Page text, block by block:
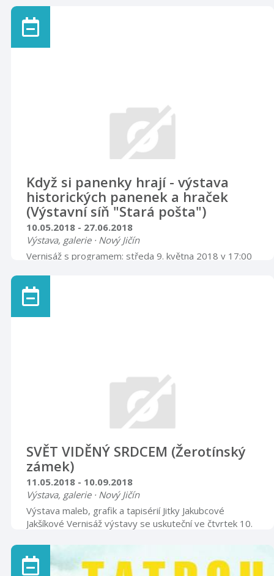
hodinách určených veřejnosti (21. 5. až 1. 6. knihovna
pro veřejnost uzavřena).
Když si panenky hrají - výstava
historických panenek a hraček
(Výstavní síň "Stará pošta")
10.05.2018 - 27.06.2018
Výstava, galerie · Nový Jičín
Vernisáž s programem: středa 9. května 2018 v 17:00
SVĚT VIDĚNÝ SRDCEM (Žerotínský
zámek)
11.05.2018 - 10.09.2018
Výstava, galerie · Nový Jičín
Výstava maleb, grafik a tapisérií Jitky Jakubcové
Jakšíkové Vernisáž výstavy se uskuteční ve čtvrtek 10.
Otevírací doba úterý – pátek 8.00 – 12.00 13.00 –